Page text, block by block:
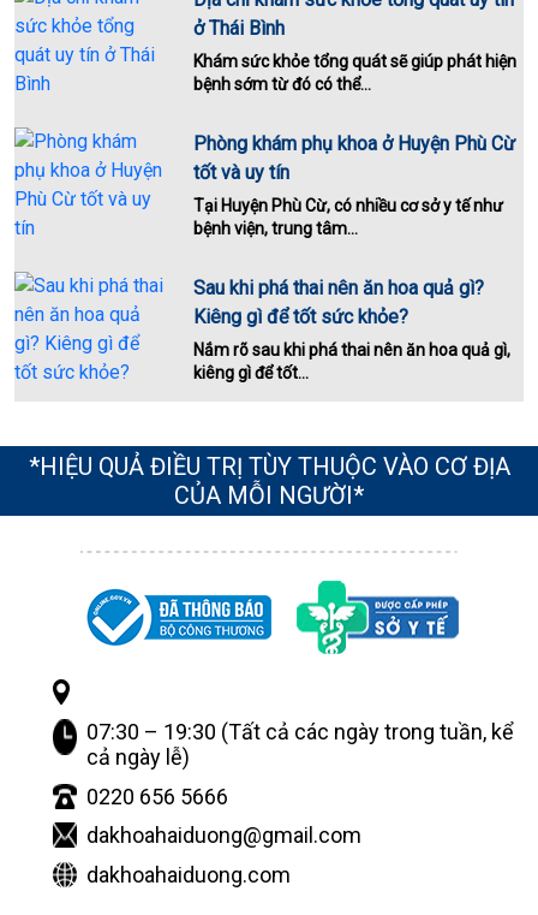
ở Thái Bình
Khám sức khỏe tổng quát sẽ giúp phát hiện
bệnh sớm từ đó có thể...
Phòng khám phụ khoa ở Huyện Phù Cừ
tốt và uy tín
Tại Huyện Phù Cừ, có nhiều cơ sở y tế như
bệnh viện, trung tâm...
Sau khi phá thai nên ăn hoa quả gì?
Kiêng gì để tốt sức khỏe?
Nắm rõ sau khi phá thai nên ăn hoa quả gì,
kiêng gì để tốt...
*HIỆU QUẢ ĐIỀU TRỊ TÙY THUỘC VÀO CƠ ĐỊA
CỦA MỖI NGƯỜI*
07:30 – 19:30 (Tất cả các ngày trong tuần, kể
cả ngày lễ)
0220 656 5666
dakhoahaiduong@gmail.com
dakhoahaiduong.com